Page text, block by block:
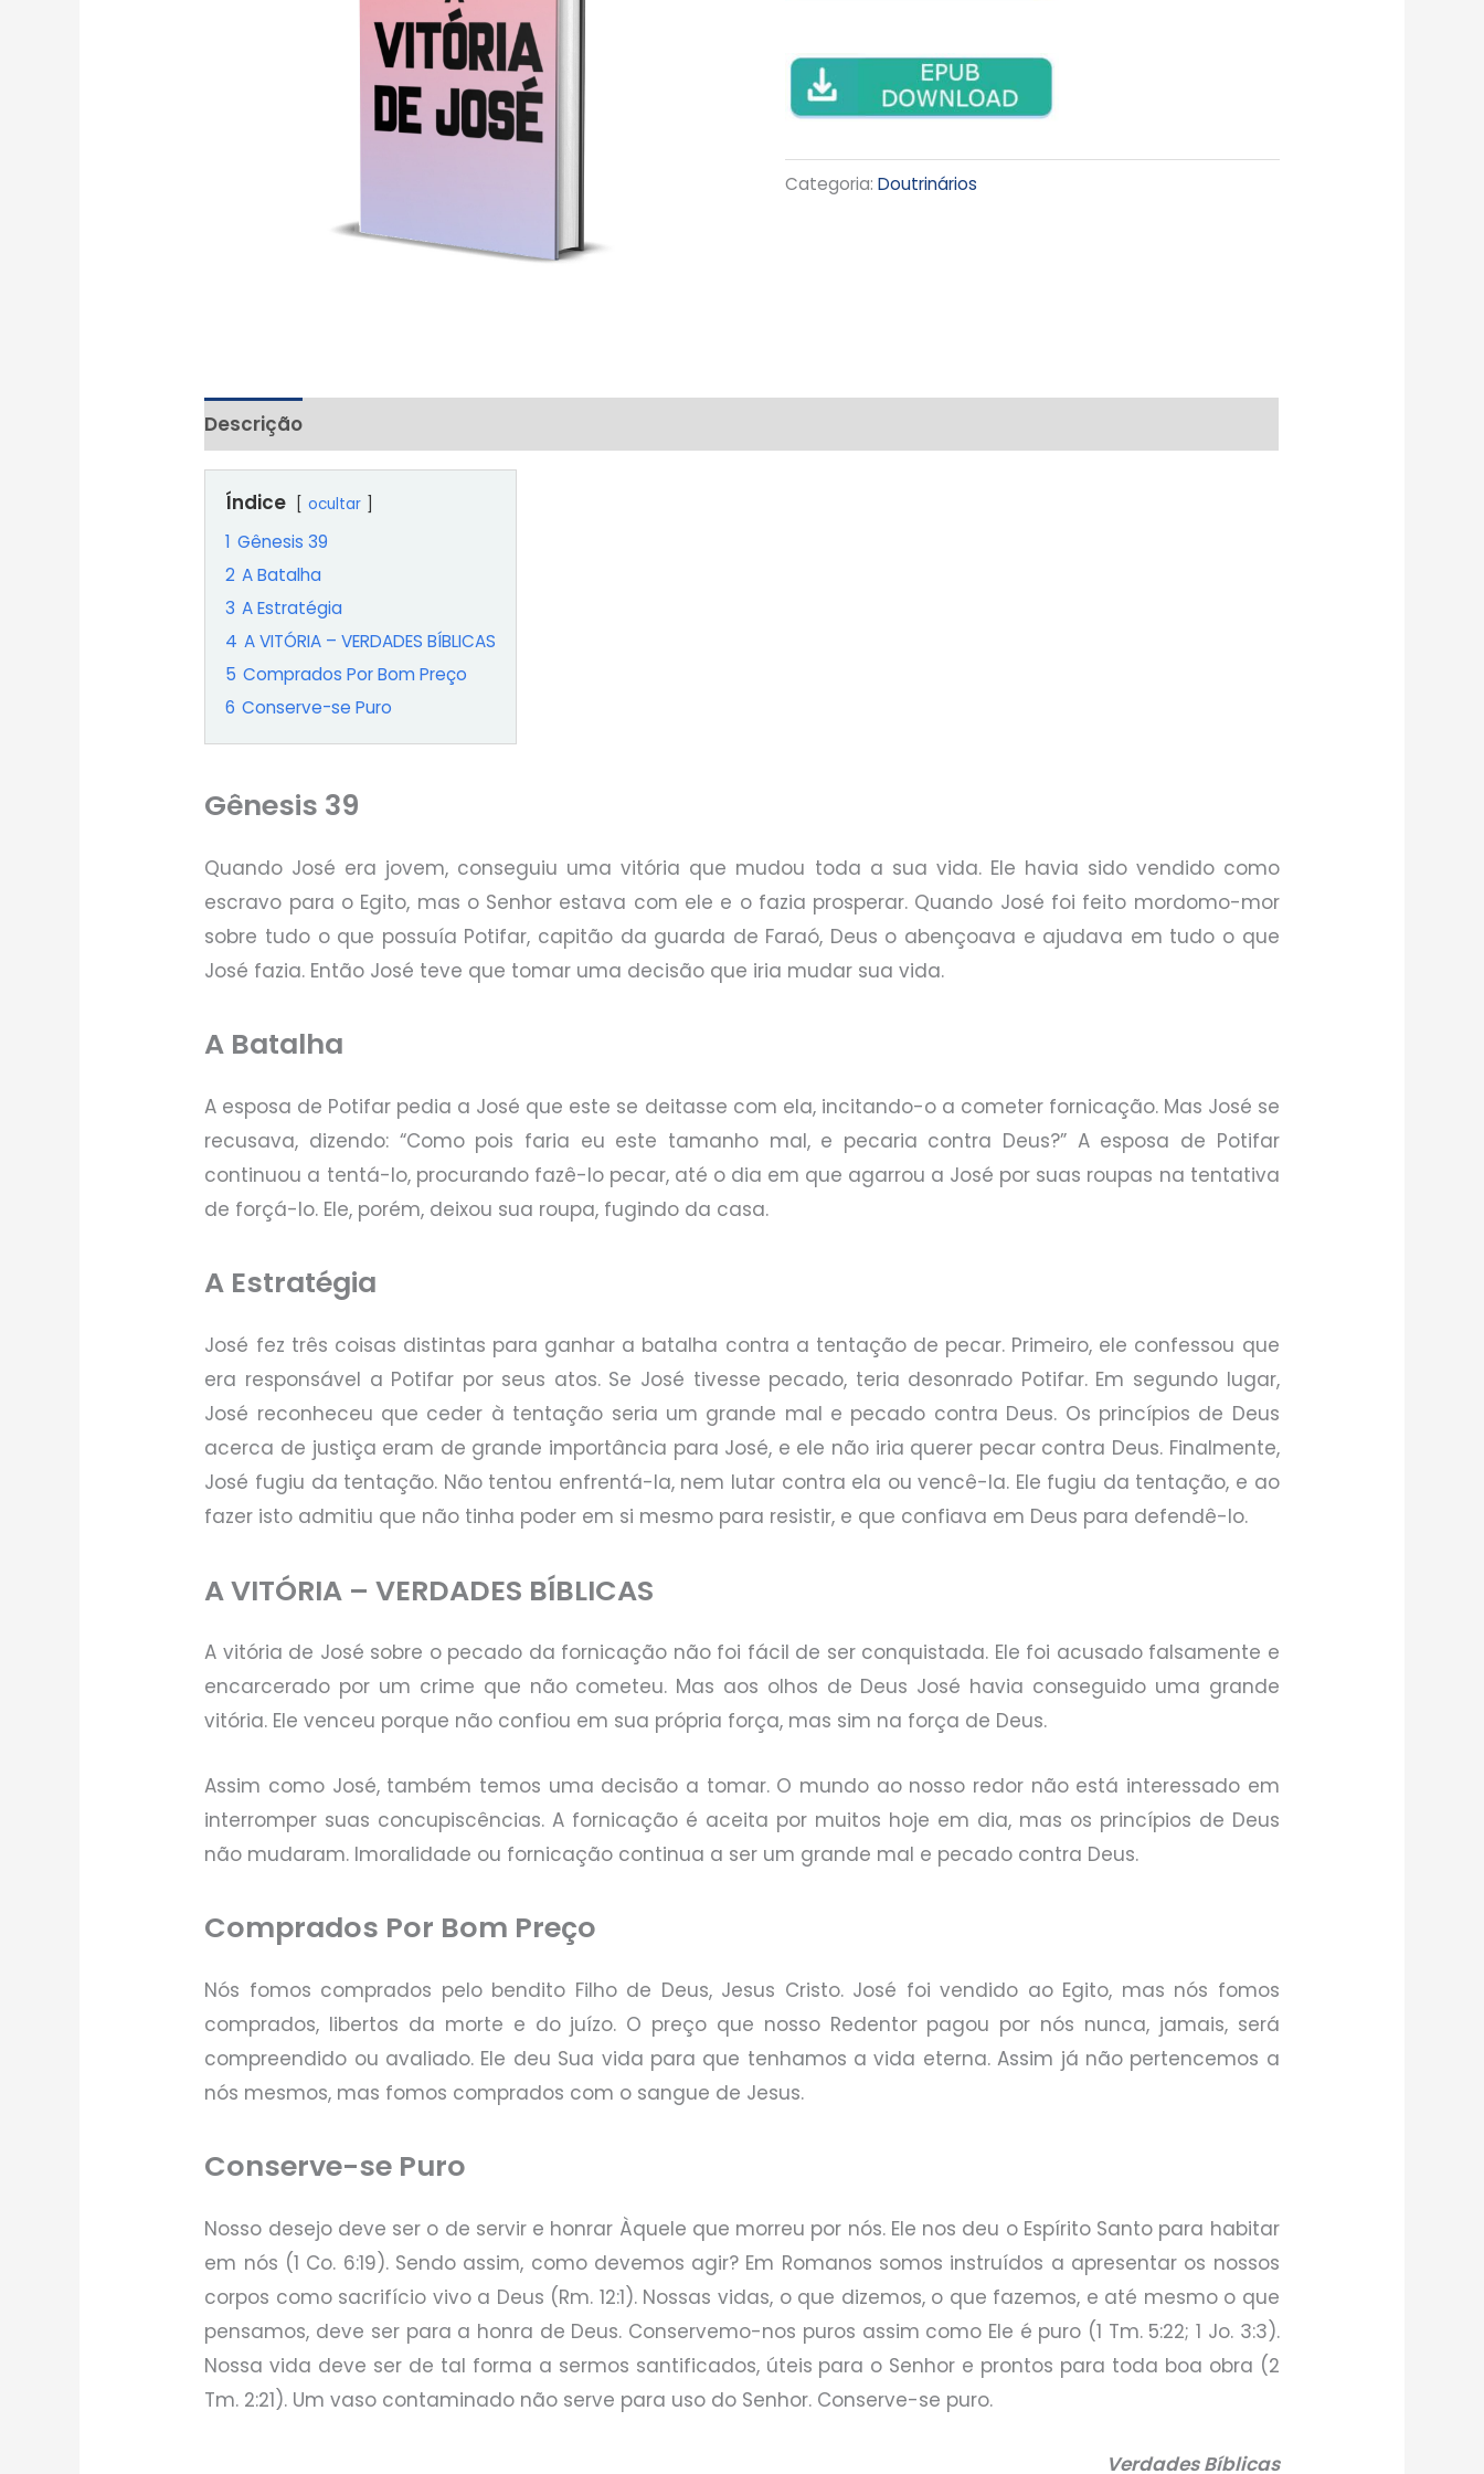
Categoria: Doutrinários
Descrição
Índice ocultar
1 Gênesis 39
2 A Batalha
3 A Estratégia
4 A VITÓRIA – VERDADES BÍBLICAS
5 Comprados Por Bom Preço
6 Conserve-se Puro
Gênesis 39
Quando José era jovem, conseguiu uma vitória que mudou toda a sua vida. Ele havia sido vendido como
escravo para o Egito, mas o Senhor estava com ele e o fazia prosperar. Quando José foi feito mordomo-mor
sobre tudo o que possuía Potifar, capitão da guarda de Faraó, Deus o abençoava e ajudava em tudo o que
José fazia. Então José teve que tomar uma decisão que iria mudar sua vida.
A Batalha
A esposa de Potifar pedia a José que este se deitasse com ela, incitando-o a cometer fornicação. Mas José se
recusava, dizendo: “Como pois faria eu este tamanho mal, e pecaria contra Deus?” A esposa de Potifar
continuou a tentá-lo, procurando fazê-lo pecar, até o dia em que agarrou a José por suas roupas na tentativa
de forçá-lo. Ele, porém, deixou sua roupa, fugindo da casa.
A Estratégia
José fez três coisas distintas para ganhar a batalha contra a tentação de pecar. Primeiro, ele confessou que
era responsável a Potifar por seus atos. Se José tivesse pecado, teria desonrado Potifar. Em segundo lugar,
José reconheceu que ceder à tentação seria um grande mal e pecado contra Deus. Os princípios de Deus
acerca de justiça eram de grande importância para José, e ele não iria querer pecar contra Deus. Finalmente,
José fugiu da tentação. Não tentou enfrentá-la, nem lutar contra ela ou vencê-la. Ele fugiu da tentação, e ao
fazer isto admitiu que não tinha poder em si mesmo para resistir, e que confiava em Deus para defendê-lo.
A VITÓRIA – VERDADES BÍBLICAS
A vitória de José sobre o pecado da fornicação não foi fácil de ser conquistada. Ele foi acusado falsamente e
encarcerado por um crime que não cometeu. Mas aos olhos de Deus José havia conseguido uma grande
vitória. Ele venceu porque não confiou em sua própria força, mas sim na força de Deus.
Assim como José, também temos uma decisão a tomar. O mundo ao nosso redor não está interessado em
interromper suas concupiscências. A fornicação é aceita por muitos hoje em dia, mas os princípios de Deus
não mudaram. Imoralidade ou fornicação continua a ser um grande mal e pecado contra Deus.
Comprados Por Bom Preço
Nós fomos comprados pelo bendito Filho de Deus, Jesus Cristo. José foi vendido ao Egito, mas nós fomos
comprados, libertos da morte e do juízo. O preço que nosso Redentor pagou por nós nunca, jamais, será
compreendido ou avaliado. Ele deu Sua vida para que tenhamos a vida eterna. Assim já não pertencemos a
nós mesmos, mas fomos comprados com o sangue de Jesus.
Conserve-se Puro
Nosso desejo deve ser o de servir e honrar Àquele que morreu por nós. Ele nos deu o Espírito Santo para habitar
em nós (1 Co. 6:19). Sendo assim, como devemos agir? Em Romanos somos instruídos a apresentar os nossos
corpos como sacrifício vivo a Deus (Rm. 12:1). Nossas vidas, o que dizemos, o que fazemos, e até mesmo o que
pensamos, deve ser para a honra de Deus. Conservemo-nos puros assim como Ele é puro (1 Tm. 5:22; 1 Jo. 3:3).
Nossa vida deve ser de tal forma a sermos santificados, úteis para o Senhor e prontos para toda boa obra (2
Tm. 2:21). Um vaso contaminado não serve para uso do Senhor. Conserve-se puro.
Verdades Bíblicas